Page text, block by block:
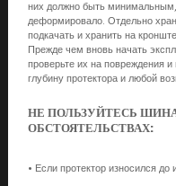
них должно быть
деформировало. Отдельно
подкачать и хранить на
Прежде чем вновь начать
проверьте их на повреждения
глубину протектора и любой
НЕ ПОЛЬЗУЙТЕСЬ
ОБСТОЯТЕЛЬСТВАХ:
• Если протектор износился до